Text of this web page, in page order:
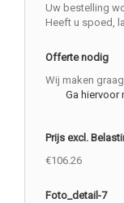
Uw bestelling
Heeft u spoed,
Offerte nodig
Wij maken
Ga hiervoor
Prijs excl.
€106.26
Foto_detail-7